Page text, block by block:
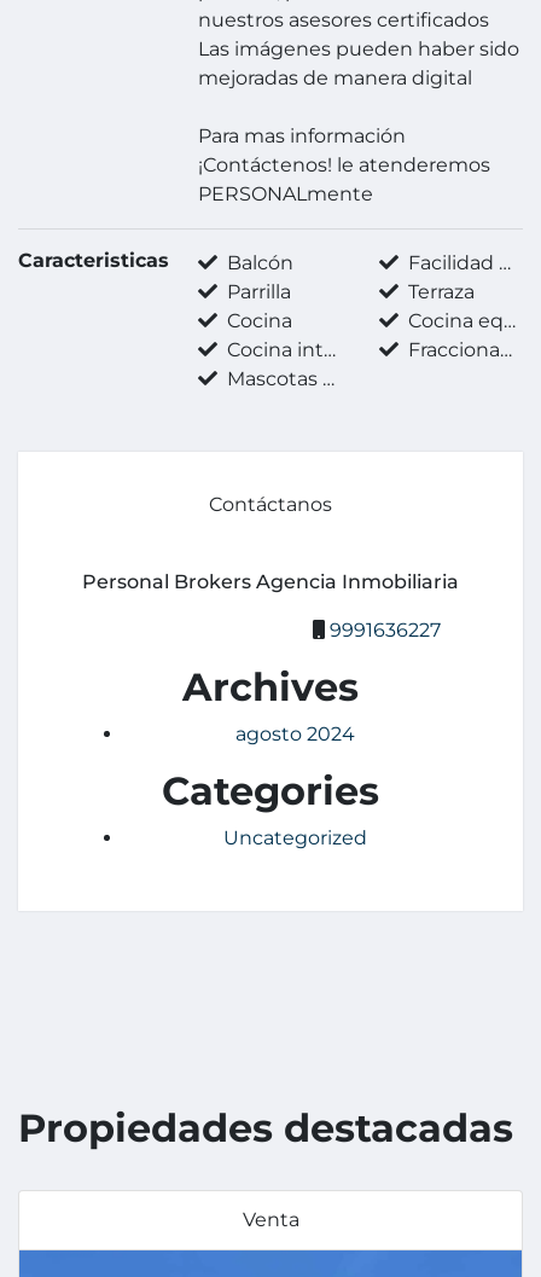
nuestros asesores certificados
Las imágenes pueden haber sido
mejoradas de manera digital
Para mas información
¡Contáctenos! le atenderemos
PERSONALmente
Caracteristicas Balcón
Facilidad para estacionarse
Parrilla
Terraza
Cocina
Cocina equipada
Cocina integral
Fraccionamiento privado
Mascotas permitidas
Contáctanos
Personal Brokers Agencia Inmobiliaria
9991636227
Archives
agosto 2024
Categories
Uncategorized
Propiedades destacadas
Venta